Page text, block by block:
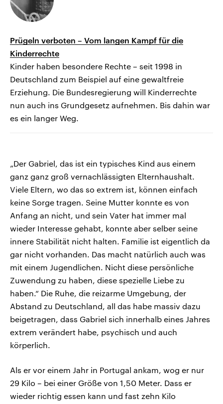
Prügeln verboten – Vom langen Kampf für die
Kinderrechte
Kinder haben besondere Rechte – seit 1998 in
Deutschland zum Beispiel auf eine gewaltfreie
Erziehung. Die Bundesregierung will Kinderrechte
nun auch ins Grundgesetz aufnehmen. Bis dahin war
es ein langer Weg.
„Der Gabriel, das ist ein typisches Kind aus einem
ganz ganz groß vernachlässigten Elternhaushalt.
Viele Eltern, wo das so extrem ist, können einfach
keine Sorge tragen. Seine Mutter konnte es von
Anfang an nicht, und sein Vater hat immer mal
wieder Interesse gehabt, konnte aber selber seine
innere Stabilität nicht halten. Familie ist eigentlich da
gar nicht vorhanden. Das macht natürlich auch was
mit einem Jugendlichen. Nicht diese persönliche
Zuwendung zu haben, diese spezielle Liebe zu
haben.“ Die Ruhe, die reizarme Umgebung, der
Abstand zu Deutschland, all das habe massiv dazu
beigetragen, dass Gabriel sich innerhalb eines Jahres
extrem verändert habe, psychisch und auch
körperlich.
Als er vor einem Jahr in Portugal ankam, wog er nur
29 Kilo – bei einer Größe von 1,50 Meter. Dass er
wieder richtig essen kann und fast zehn Kilo